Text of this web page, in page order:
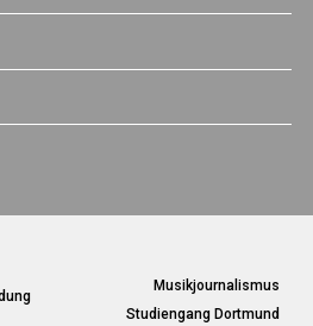
Musikjournalismus
Studiengang Dortmund